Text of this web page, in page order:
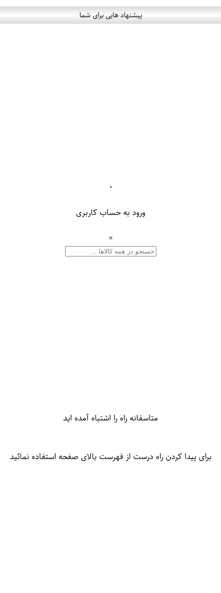
پیشنهاد هایی برای شما
۰
ورود به حساب کاربری
×
متاسفانه راه را اشتباه آمده اید
برای پیدا کردن راه درست از فهرست بالای صفحه استفاده نمائید